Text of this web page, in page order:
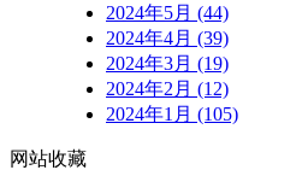
2024年5月 (44)
2024年4月 (39)
2024年3月 (19)
2024年2月 (12)
2024年1月 (105)
网站收藏